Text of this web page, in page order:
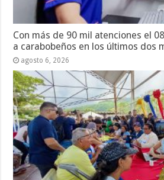
Con más de 90 mil atenciones el
a carabobeños en los últimos dos
agosto 6, 2026